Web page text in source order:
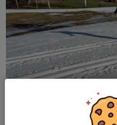
I söndags var 8 st från klubben
svårvallat då det var trögt i